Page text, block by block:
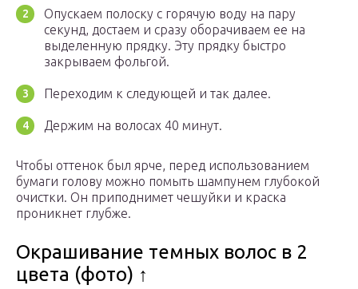
Опускаем полоску с горячую воду на пару
секунд, достаем и сразу оборачиваем ее на
выделенную прядку. Эту прядку быстро
закрываем фольгой.
Переходим к следующей и так далее.
Держим на волосах 40 минут.
Чтобы оттенок был ярче, перед использованием
бумаги голову можно помыть шампунем глубокой
очистки. Он приподнимет чешуйки и краска
проникнет глубже.
Окрашивание темных волос в 2
цвета (фото) ↑